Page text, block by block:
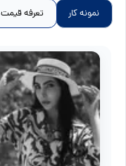
نمونه کار تعرفه قیمت